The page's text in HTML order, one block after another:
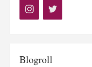
Blogroll